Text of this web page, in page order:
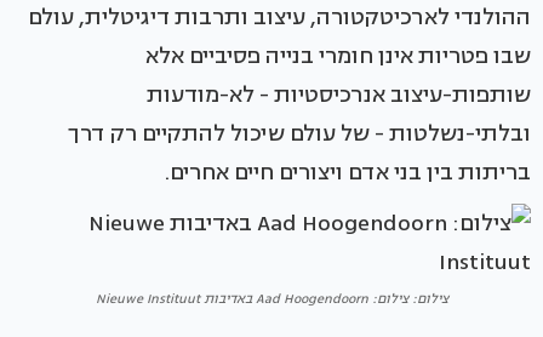
ההולנדי לארכיטקטורה, עיצוב ותרבות דיגיטלית, עולם
שבו פטריות אינן חומרי בנייה פסיביים אלא
שותפות-עיצוב אנרכיסטיות - לא-מודעות
ובלתי-נשלטות - של עולם שיכול להתקיים רק דרך
בריתות בין בני אדם ויצורים חיים אחרים.
צילום: צילום: Aad Hoogendoorn באדיבות Nieuwe Instituut